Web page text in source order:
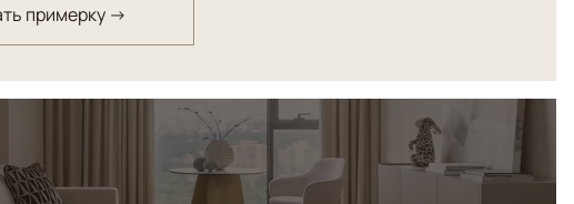
примерку →